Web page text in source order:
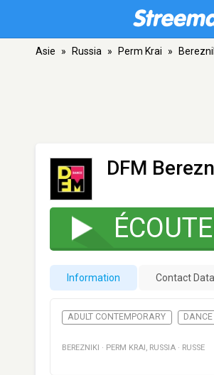
Asie » Russia » Perm Krai »
DFM
Information Contact Data
ADULT CONTEMPORARY DANCE
BEREZNIKI · PERM KRAI , RUSSIA · RUSSE